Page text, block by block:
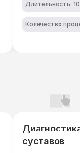
Длительность:
Количество
суставов